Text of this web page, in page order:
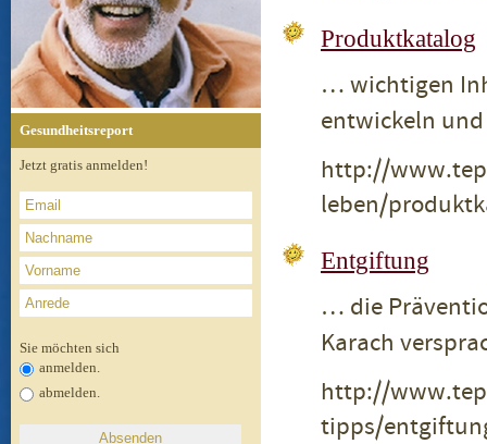
Gesundheitsreport
Jetzt gratis anmelden!
Sie möchten sich
anmelden.
abmelden.
Produktkatalog
… wichtigen
entwickeln
http://
leben/
Entgiftung
… die
Karach
http://
tipps/